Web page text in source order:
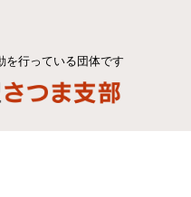
を行っている団体です